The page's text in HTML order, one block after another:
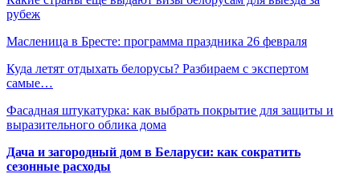
рубеж
Масленица в Бресте: программа праздника 26 февраля
Куда летят отдыхать белорусы? Разбираем с экспертом
самые…
Фасадная штукатурка: как выбрать покрытие для защиты и
выразительного облика дома
Дача и загородный дом в Беларуси: как сократить
сезонные расходы